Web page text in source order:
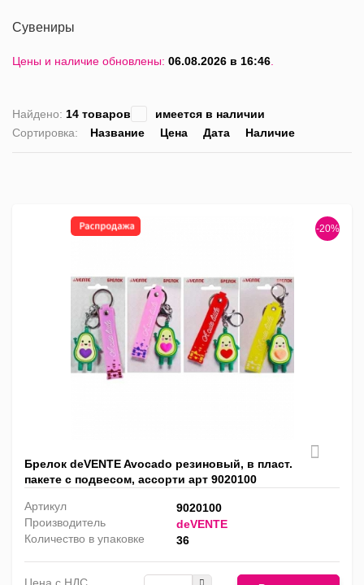
Сувениры
Цены и наличие обновлены: 06.08.2026 в 16:46.
Найдено: 14 товаров
имеется в наличии
Сортировка:
Название Цена Дата Наличие
-20%
Брелок deVENTE Avocado резиновый, в пласт.
пакете с подвесом, ассорти арт 9020100
Артикул
9020100
Производитель
deVENTE
Количество в упаковке
36